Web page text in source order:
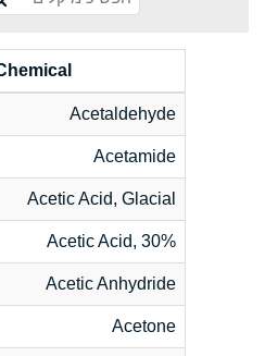
Acetaldehyde
Acetamide
Acetic Acid, Glacial
Acetic Acid, 30%
Acetic Anhydride
Acetone